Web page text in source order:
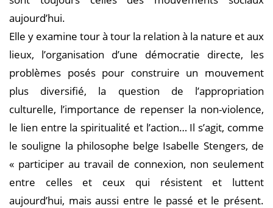
aujourd’hui.
Elle y examine tour à tour la relation à la nature et aux
lieux, l’organisation d’une démocratie directe, les
problèmes posés pour construire un mouvement
plus diversifié, la question de l’appropriation
culturelle, l’importance de repenser la non-violence,
le lien entre la spiritualité et l’action… Il s’agit, comme
le souligne la philosophe belge Isabelle Stengers, de
« participer au travail de connexion, non seulement
entre celles et ceux qui résistent et luttent
aujourd’hui, mais aussi entre le passé et le présent.